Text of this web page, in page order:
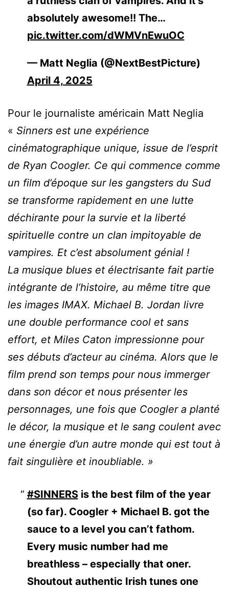
absolutely awesome!! The…
pic.twitter.com/dWMVnEwuOC
— Matt Neglia (@NextBestPicture)
April 4, 2025
Pour le journaliste américain Matt Neglia
« Sinners est une expérience
cinématographique unique, issue de l’esprit
de Ryan Coogler. Ce qui commence comme
un film d’époque sur les gangsters du Sud
se transforme rapidement en une lutte
déchirante pour la survie et la liberté
spirituelle contre un clan impitoyable de
vampires. Et c’est absolument génial !
La musique blues et électrisante fait partie
intégrante de l’histoire, au même titre que
les images IMAX. Michael B. Jordan livre
une double performance cool et sans
effort, et Miles Caton impressionne pour
ses débuts d’acteur au cinéma. Alors que le
film prend son temps pour nous immerger
dans son décor et nous présenter les
personnages, une fois que Coogler a planté
le décor, la musique et le sang coulent avec
une énergie d’un autre monde qui est tout à
fait singulière et inoubliable. »
#SINNERSis the best film of the year
(so far). Coogler + Michael B. got the
sauce to a level you can’t fathom.
Every music number had me
breathless – especially that oner.
Shoutout authentic Irish tunes one